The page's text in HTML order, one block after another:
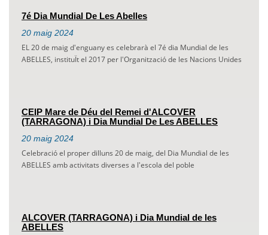
7é Dia Mundial De Les Abelles
20 maig 2024
EL 20 de maig d'enguany es celebrarà el 7é dia Mundial de les
ABELLES, instituÏt el 2017 per l'Organització de les Nacions Unides
CEIP Mare de Déu del Remei d'ALCOVER
(TARRAGONA) i Dia Mundial De Les ABELLES
20 maig 2024
Celebració el proper dilluns 20 de maig, del Dia Mundial de les
ABELLES amb activitats diverses a l'escola del poble
ALCOVER (TARRAGONA) i Dia Mundial de les
ABELLES